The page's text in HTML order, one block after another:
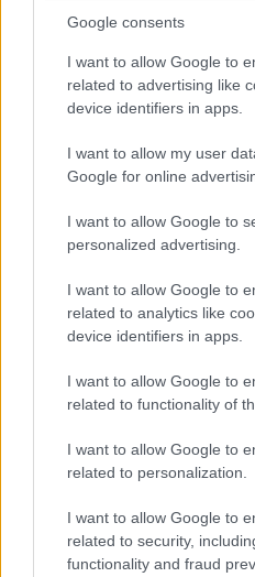
Google consents
I want to allow Google to
related to advertising like
device identifiers in apps.
I want to allow my user
Google for online
I want to allow Google to
personalized advertising.
I want to allow Google to
related to analytics like
device identifiers in apps.
I want to allow Google to
related to functionality of
I want to allow Google to
related to personalization.
I want to allow Google to
related to security,
functionality and fraud
Έρευνα: Αυτά τα ακίνητα
Μαρουσάκης: Ζέστη
κακοκαιρία το ΣΚ -Οι 6